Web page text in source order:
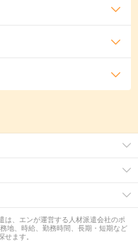
は、エンが運営する人材派遣会社のポ
地、時給、勤務時間、長期・短期など
ます。